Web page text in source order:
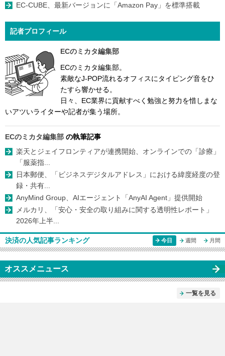
EC-CUBE、最新バージョンに「Amazon Pay」を標準搭載
記者プロフィール
ECのミカタ編集部
ECのミカタ編集部。
素敵なJ-POP流れるオフィスにタイピング音をひ
たすら響かせる。
日々、EC業界に貢献すべく勉強と努力を惜しまな
いアツいライターや記者が集う場所。
ECのミカタ編集部 の執筆記事
楽天とジェイフロンティアが連携開始、オンラインでの「診療」
「服薬指...
日本郵便、「ビジネスデジタルアドレス」における緯度経度の登
録・共有...
AnyMind Group、AIエージェント「AnyAI Agent」提供開始
メルカリ、「安心・安全の取り組みに関する透明性レポート」
2026年上半...
決済の人気記事ランキング 今日 週間 月間
オススメニュース
一覧を見る